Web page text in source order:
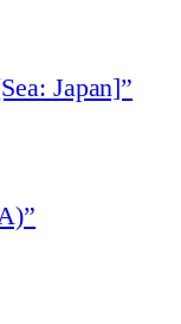
Japan]”